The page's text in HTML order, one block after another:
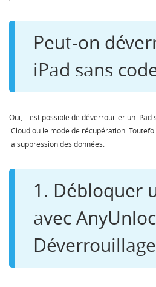
Peut-on
iPad sans
Oui, il est possible de déverrouiller un iPad
iCloud ou le mode de récupération.
la suppression des données.
1. Débloquer
avec